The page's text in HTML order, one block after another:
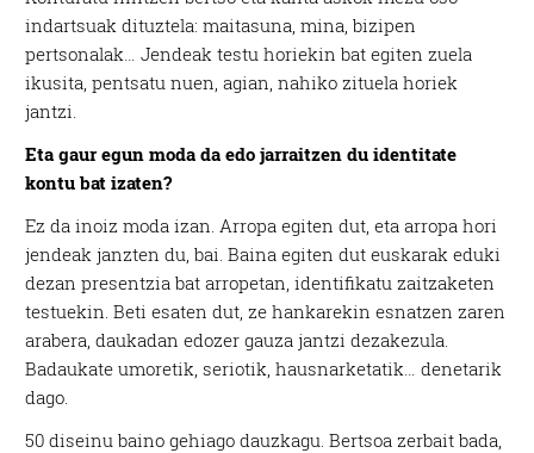
indartsuak dituztela: maitasuna, mina, bizipen
pertsonalak… Jendeak testu horiekin bat egiten zuela
ikusita, pentsatu nuen, agian, nahiko zituela horiek
jantzi.
Eta gaur egun moda da edo jarraitzen du identitate
kontu bat izaten?
Ez da inoiz moda izan. Arropa egiten dut, eta arropa hori
jendeak janzten du, bai. Baina egiten dut euskarak eduki
dezan presentzia bat arropetan, identifikatu zaitzaketen
testuekin. Beti esaten dut, ze hankarekin esnatzen zaren
arabera, daukadan edozer gauza jantzi dezakezula.
Badaukate umoretik, seriotik, hausnarketatik… denetarik
dago.
50 diseinu baino gehiago dauzkagu. Bertsoa zerbait bada,